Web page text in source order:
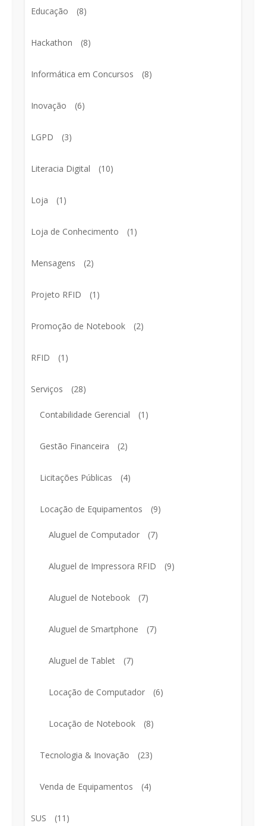
Educação (8)
Hackathon (8)
Informática em Concursos (8)
Inovação (6)
LGPD (3)
Literacia Digital (10)
Loja (1)
Loja de Conhecimento (1)
Mensagens (2)
Projeto RFID (1)
Promoção de Notebook (2)
RFID (1)
Serviços (28)
Contabilidade Gerencial (1)
Gestão Financeira (2)
Licitações Públicas (4)
Locação de Equipamentos (9)
Aluguel de Computador (7)
Aluguel de Impressora RFID (9)
Aluguel de Notebook (7)
Aluguel de Smartphone (7)
Aluguel de Tablet (7)
Locação de Computador (6)
Locação de Notebook (8)
Tecnologia & Inovação (23)
Venda de Equipamentos (4)
SUS (11)